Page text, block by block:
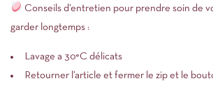
Conseils d’entretien pour prendre soin de
garder longtemps :
Lavage a 30°C délicats
Retourner l’article et fermer le zip et le